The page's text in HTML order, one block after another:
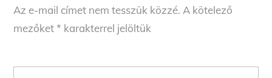
Az e-mail címet nem tesszük közzé. A kötelező
mezőket* karakterrel jelöltük